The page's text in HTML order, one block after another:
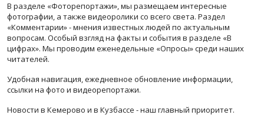
В разделе «Фоторепортажи», мы размещаем интересные
фотографии, а также видеоролики со всего света. Раздел
«Комментарии» - мнения известных людей по актуальным
вопросам. Особый взгляд на факты и события в разделе «В
цифрах». Мы проводим еженедельные «Опросы» среди наших
читателей.
Удобная навигация, ежедневное обновление информации,
ссылки на фото и видеорепортажи.
Новости в Кемерово и в Кузбассе - наш главный приоритет.